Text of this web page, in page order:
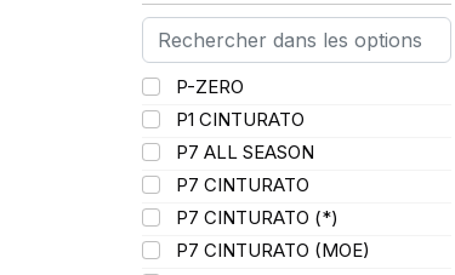
P-ZERO
P1 CINTURATO
P7 ALL SEASON
P7 CINTURATO
P7 CINTURATO (*)
P7 CINTURATO (MOE)